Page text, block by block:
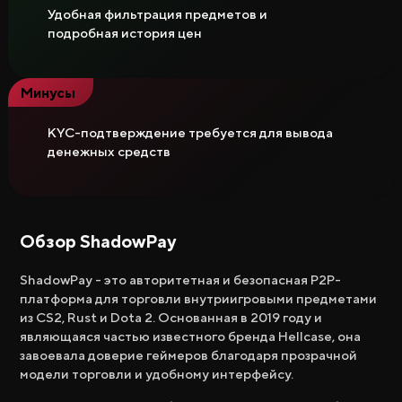
Удобная фильтрация предметов и
подробная история цен
Минусы
KYC-подтверждение требуется для вывода
денежных средств
Обзор ShadowPay
ShadowPay - это авторитетная и безопасная P2P-
платформа для торговли внутриигровыми предметами
из CS2, Rust и Dota 2. Основанная в 2019 году и
являющаяся частью известного бренда Hellcase, она
завоевала доверие геймеров благодаря прозрачной
модели торговли и удобному интерфейсу.